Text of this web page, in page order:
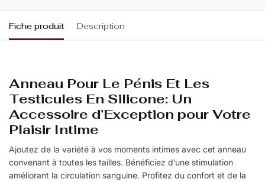
Fiche produit Description
Anneau Pour Le Pénis Et Les
Testicules En Silicone: Un
Accessoire d’Exception pour Votre
Plaisir Intime
Ajoutez de la variété à vos moments intimes avec cet anneau
convenant à toutes les tailles. Bénéficiez d’une stimulation
améliorant la circulation sanguine. Profitez du confort et de la